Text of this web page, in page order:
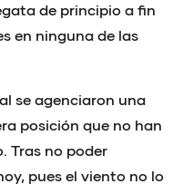
de principio a fin
en ninguna de las
se agenciaron una
posición que no han
Tras no poder
pues el viento no lo